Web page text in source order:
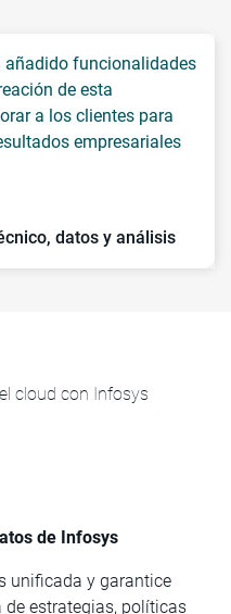
añadido funcionalidades
de esta
a los clientes para
empresariales
datos y análisis
cloud con Infosys
de Infosys
unificada y garantice
estrategias, políticas